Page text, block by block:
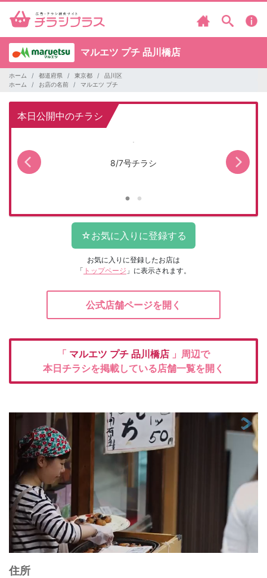
マルエツ プチ 品川橋店
ホーム 都道府県 東京都
品川区
ホーム
お店の名前 マルエツ プチ
本日公開中のチラシ
8/7号チラシ
お気に入りに登録したお店は
「 トップページ 」に表示されます。
公式店舗ページを開く
「 マルエツ プチ 品川橋店 」周辺で
本日チラシを掲載している店舗一覧を開く
住所